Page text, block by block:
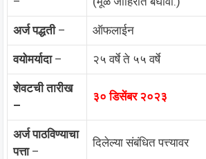
अर्ज पद्धती– ऑफलाईन
वयोमर्यादा– २५ वर्षे ते ५५ वर्षे
शेवटची तारीख
–
३० डिसेंबर २०२३
अर्ज पाठविण्याचा
पत्ता–
दिलेल्या संबंधित पत्त्यावर